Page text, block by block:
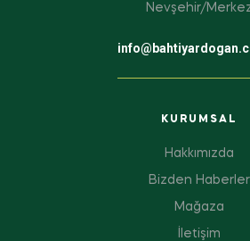
Nevşehir/
KURUMSAL
Hakkımızda
Bizden Haberler
Mağaza
İletişim